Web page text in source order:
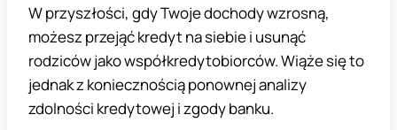
W przyszłości, gdy Twoje dochody wzrosną,
możesz przejąć kredyt na siebie i usunąć
rodziców jako współkredytobiorców. Wiąże się to
jednak z koniecznością ponownej analizy
zdolności kredytowej i zgody banku.